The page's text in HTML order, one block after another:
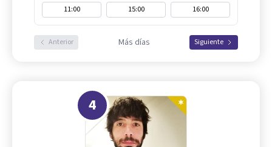
11:00
15:00 16:00
Anterior Más días Siguiente
4